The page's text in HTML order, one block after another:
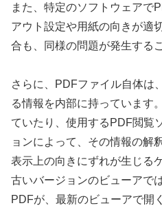
また、特定のソフトウェアで
アウト設定や用紙の向きが適
合も、同様の問題が発生する
さらに、PDFファイル自体は
る情報を内部に持っています
ていたり、使用するPDF閲覧
ョンによって、その情報の解
表示上の向きにずれが生じる
古いバージョンのビューアで
PDFが、最新のビューアで開